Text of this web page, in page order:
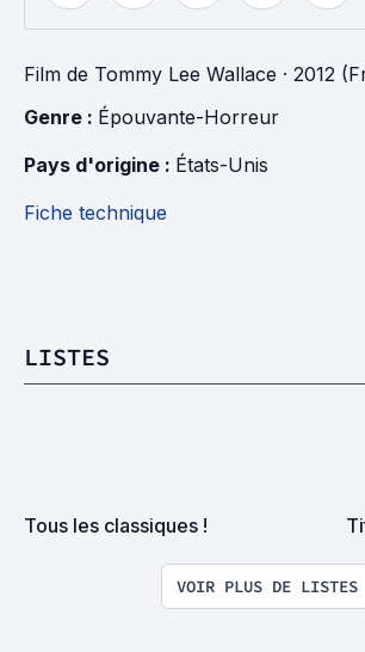
Film de Tommy Lee Wallace · 2012
Genre : Épouvante-Horreur
Pays d'origine : États-Unis
Fiche technique
LISTES
Tous les classiques !
VOIR PLUS DE LISTES